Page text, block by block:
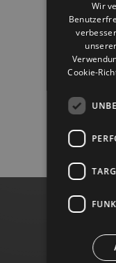
Wir
Cookie-